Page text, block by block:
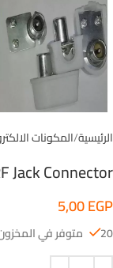
الرئيسية المكونات
Jack Connector
5,00EGP
20 متوفر في المخزون